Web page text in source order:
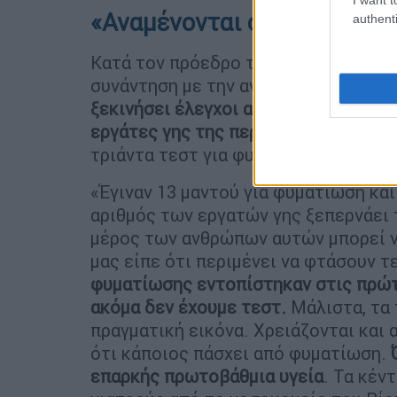
«Αναμένονται οι έλεγχοι»
Κατά τον πρόεδρο του Εργατικού
συνάντηση με την
ξεκινήσει έλεγχοι από τον Εθνικό
εργάτες γης της περιοχής
τριάντα τεστ για φυματίωση
«Έγιναν 13 μαντού για φυματίωση
αριθμός των εργατών γης
μέρος των ανθρώπων αυτών μπορεί
μας είπε ότι περιμένει να φτάσουν
φυματίωσης εντοπίστηκαν στις
ακόμα δεν έχουμε τεστ. Μάλιστα, τα
πραγματική εικόνα. Χρειάζονται
ότι κάποιος πάσχει από φυματίωση.
επαρκής πρωτοβάθμια υγεία. Τα